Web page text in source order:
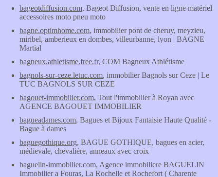
bageotdiffusion.com, Bageot Diffusion, vente en ligne matériel
accessoires moto pneu moto
bagne.optimhome.com, immobilier pont de cheruy, meyzieu,
miribel, amberieux en dombes, villeurbanne, lyon | BAGNE
Martial
bagneux.athletisme.free.fr, COM Bagneux Athlétisme
bagnols-sur-ceze.letuc.com, immobilier Bagnols sur Ceze | Le
TUC BAGNOLS SUR CEZE
bagouet-immobilier.com, Tout l'immobilier à Royan avec
AGENCE BAGOUET IMMOBILIER
bagueadames.com, Bagues et Bijoux Fantaisie Haute Qualité -
Bague à dames
baguegothique.org, BAGUE GOTHIQUE, bagues en acier,
médievale, chevalière, anneaux avec croix
baguelin-immobilier.com, Agence immobiliere BAGUELIN
Immobilier a Fouras, La Rochelle et Rochefort ( Charente